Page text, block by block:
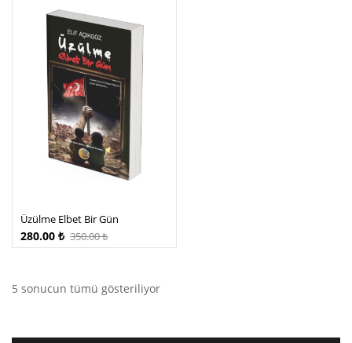
Üzülme Elbet Bir Gün
350.00₺
280.00 ₺
5 sonucun tümü gösteriliyor